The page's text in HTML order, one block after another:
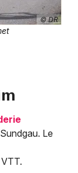
© DR
Le